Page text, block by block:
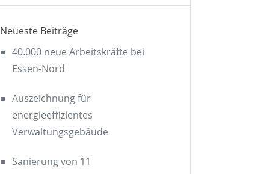
Neueste Beiträge
40.000 neue Arbeitskräfte bei
Essen-Nord
Auszeichnung für
energieeffizientes
Verwaltungsgebäude
Sanierung von 11